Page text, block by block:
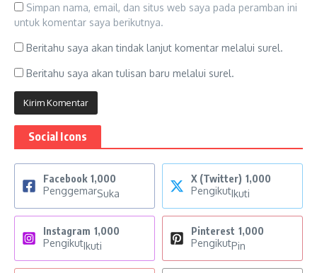
Simpan nama, email, dan situs web saya pada peramban ini
untuk komentar saya berikutnya.
Beritahu saya akan tindak lanjut komentar melalui surel.
Beritahu saya akan tulisan baru melalui surel.
Social Icons
Facebook 1,000
PenggemarSuka
X (Twitter) 1,000
PengikutIkuti
Instagram 1,000
PengikutIkuti
Pinterest 1,000
PengikutPin